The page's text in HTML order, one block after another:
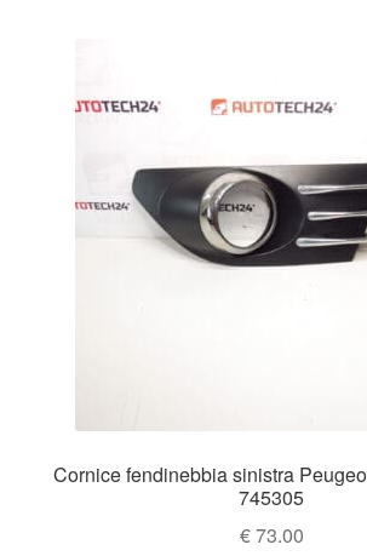
Cornice fendinebbia sinistra
745305
€73.00